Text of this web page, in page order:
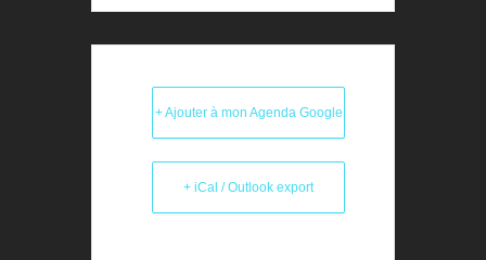
+ Ajouter à mon Agenda Google
+ iCal / Outlook export